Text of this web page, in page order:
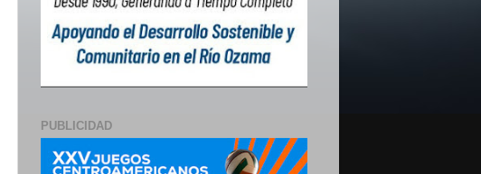
PUBLICIDAD